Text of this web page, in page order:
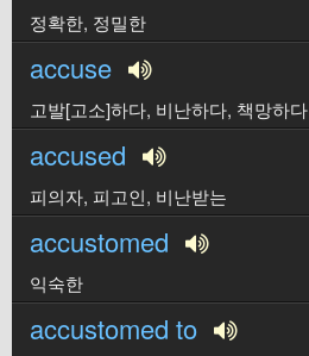
정확한, 정밀한
accuse
고발[고소]하다, 비난하다, 책망하다
accused
피의자, 피고인, 비난받는
accustomed
익숙한
accustomed to